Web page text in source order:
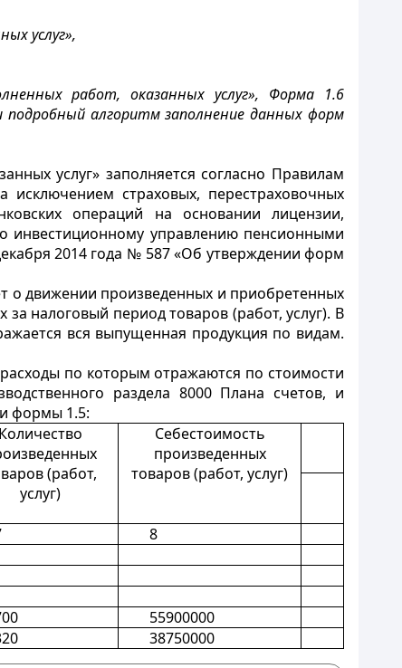
услуг»,
работ, оказанных услуг», Форма 1.6
подробный алгоритм заполнение данных форм
услуг» заполняется согласно Правилам
страховых, перестраховочных
операций на основании лицензии,
инвестиционному управлению пенсионными
2014 года № 587 «Об утверждении форм
о движении произведенных и приобретенных
налоговый период товаров (работ, услуг). В
вся выпущенная продукция по видам.
по которым отражаются по стоимости
раздела 8000 Плана счетов, и
формы 1.5:
Количество
(работ,
услуг)
Себестоимость
произведенных
товаров (работ, услуг)
8
55900000
38750000